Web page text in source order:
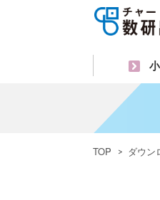
TOP ダウン